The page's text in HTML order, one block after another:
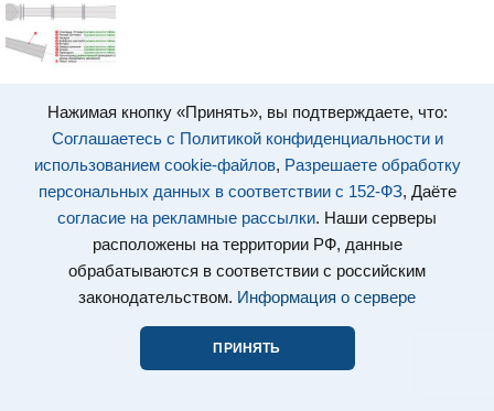
Нажимая кнопку «Принять», вы подтверждаете, что:
Соглашаетесь с Политикой конфиденциальности и
использованием cookie-файлов, Разрешаете обработку
персональных данных в соответствии с 152-ФЗ, Даёте
согласие на рекламные рассылки. Наши серверы
расположены на территории РФ, данные
обрабатываются в соответствии с российским
законодательством. Информация о сервере
ПРИНЯТЬ